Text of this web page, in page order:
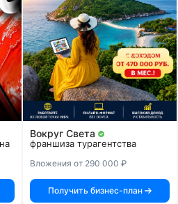
Вокруг Света
франшиза турагентства
Вложения от 290 000 ₽
Получить бизнес-план